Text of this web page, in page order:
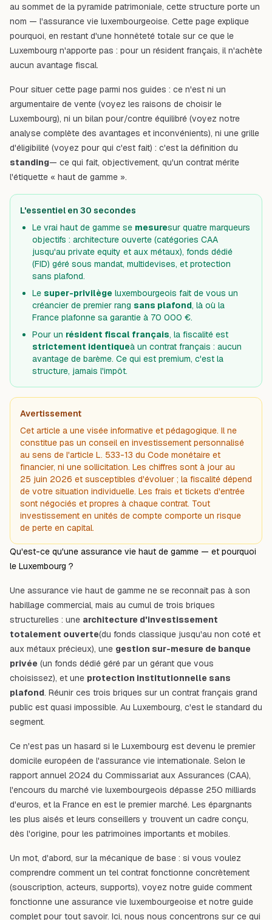
au sommet de la pyramide patrimoniale, cette structure porte un
nom — l'assurance vie luxembourgeoise. Cette page explique
pourquoi, en restant d'une honnêteté totale sur ce que le
Luxembourg n'apporte pas : pour un résident français, il n'achète
aucun avantage fiscal.
Pour situer cette page parmi nos guides : ce n'est ni un
argumentaire de vente (voyez les raisons de choisir le
Luxembourg), ni un bilan pour/contre équilibré (voyez notre
analyse complète des avantages et inconvénients), ni une grille
d'éligibilité (voyez pour qui c'est fait) : c'est la définition du
standing— ce qui fait, objectivement, qu'un contrat mérite
l'étiquette « haut de gamme ».
L'essentiel en 30 secondes
Le vrai haut de gamme se mesuresur quatre marqueurs
objectifs : architecture ouverte (catégories CAA
jusqu'au private equity et aux métaux), fonds dédié
(FID) géré sous mandat, multidevises, et protection
sans plafond.
Le super-privilège luxembourgeois fait de vous un
créancier de premier rang sans plafond, là où la
France plafonne sa garantie à 70 000 €.
Pour un résident fiscal français, la fiscalité est
strictement identiqueà un contrat français : aucun
avantage de barème. Ce qui est premium, c'est la
structure, jamais l'impôt.
Avertissement
Cet article a une visée informative et pédagogique. Il ne
constitue pas un conseil en investissement personnalisé
au sens de l'article L. 533-13 du Code monétaire et
financier, ni une sollicitation. Les chiffres sont à jour au
25 juin 2026 et susceptibles d'évoluer ; la fiscalité dépend
de votre situation individuelle. Les frais et tickets d'entrée
sont négociés et propres à chaque contrat. Tout
investissement en unités de compte comporte un risque
de perte en capital.
Qu'est-ce qu'une assurance vie haut de gamme — et pourquoi
le Luxembourg ?
Une assurance vie haut de gamme ne se reconnaît pas à son
habillage commercial, mais au cumul de trois briques
structurelles : une architecture d'investissement
totalement ouverte(du fonds classique jusqu'au non coté et
aux métaux précieux), une gestion sur-mesure de banque
privée (un fonds dédié géré par un gérant que vous
choisissez), et une protection institutionnelle sans
plafond. Réunir ces trois briques sur un contrat français grand
public est quasi impossible. Au Luxembourg, c'est le standard du
segment.
Ce n'est pas un hasard si le Luxembourg est devenu le premier
domicile européen de l'assurance vie internationale. Selon le
rapport annuel 2024 du Commissariat aux Assurances (CAA),
l'encours du marché vie luxembourgeois dépasse 250 milliards
d'euros, et la France en est le premier marché. Les épargnants
les plus aisés et leurs conseillers y trouvent un cadre conçu,
dès l'origine, pour les patrimoines importants et mobiles.
Un mot, d'abord, sur la mécanique de base : si vous voulez
comprendre comment un tel contrat fonctionne concrètement
(souscription, acteurs, supports), voyez notre guide comment
fonctionne une assurance vie luxembourgeoise et notre guide
complet pour tout savoir. Ici, nous nous concentrons sur ce qui